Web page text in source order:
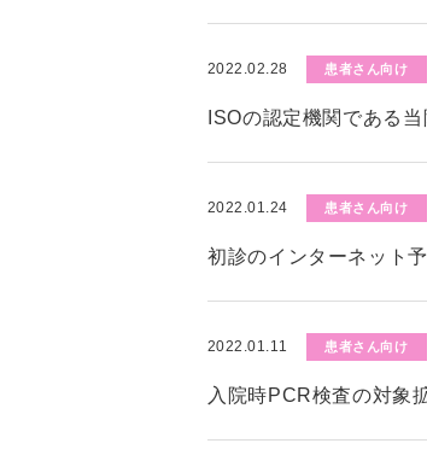
2022.02.28 患者さん向け
ISOの認定機関である
2022.01.24 患者さん向け
初診のインターネット
2022.01.11 患者さん向け
入院時PCR検査の対象